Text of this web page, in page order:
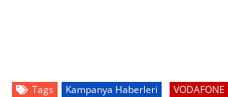
Tags Kampanya Haberleri VODAFONE